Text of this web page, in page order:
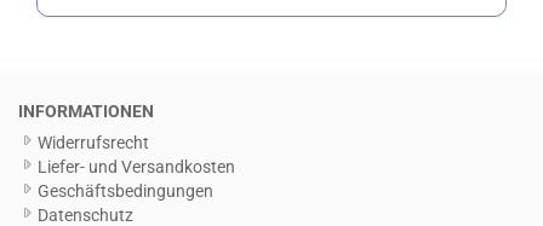
INFORMATIONEN
Widerrufsrecht
Liefer- und Versandkosten
Geschäftsbedingungen
Datenschutz